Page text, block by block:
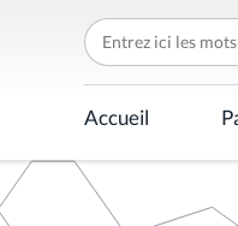
C
h
e
r
c
h
r
p
Accueil